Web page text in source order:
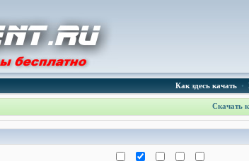
Как здесь качать•
Скачать